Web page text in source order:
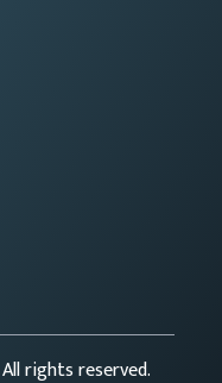
rights reserved.